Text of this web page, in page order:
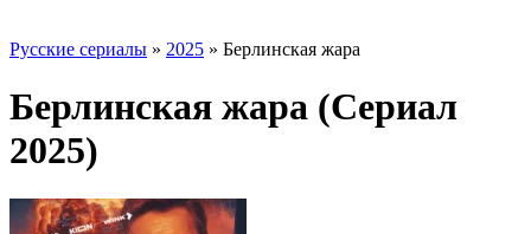
Русские сериалы » 2025 » Берлинская жара
Берлинская жара (Сериал
2025)